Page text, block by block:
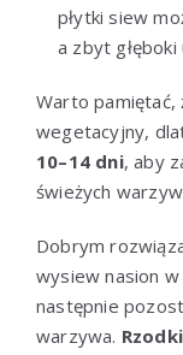
płytki siew
a zbyt głęboki
Warto pamiętać,
wegetacyjny,
10–14 dni, aby
świeżych
Dobrym
wysiew nasion
następnie
warzywa.